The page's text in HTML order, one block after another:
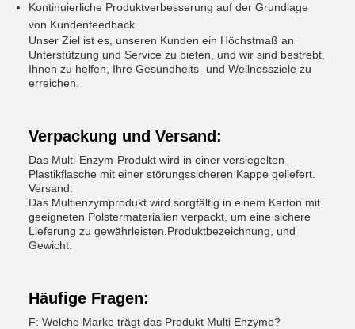
Kontinuierliche Produktverbesserung auf der Grundlage
von Kundenfeedback
Unser Ziel ist es, unseren Kunden ein Höchstmaß an
Unterstützung und Service zu bieten, und wir sind bestrebt,
Ihnen zu helfen, Ihre Gesundheits- und Wellnessziele zu
erreichen.
Verpackung und Versand:
Das Multi-Enzym-Produkt wird in einer versiegelten
Plastikflasche mit einer störungssicheren Kappe geliefert.
Versand:
Das Multienzymprodukt wird sorgfältig in einem Karton mit
geeigneten Polstermaterialien verpackt, um eine sichere
Lieferung zu gewährleisten.Produktbezeichnung, und
Gewicht.
Häufige Fragen:
F: Welche Marke trägt das Produkt Multi Enzyme?